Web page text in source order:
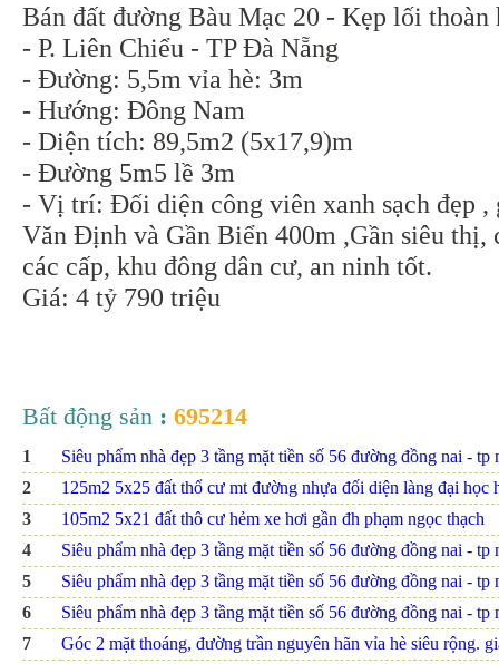
Bán đất đường Bàu Mạc 20 - Kẹp lối thoàn
- P. Liên Chiểu - TP Đà Nẵng
- Đường: 5,5m vỉa hè: 3m
- Hướng: Đông Nam
- Diện tích: 89,5m2 (5x17,9)m
- Đường 5m5 lề 3m
- Vị trí: Đối diện công viên xanh sạch đẹp ,
Văn Định và Gần Biển 400m ,Gần siêu thị,
các cấp, khu đông dân cư, an ninh tốt.
Giá: 4 tỷ 790 triệu
Bất động sản : 695214
1
Siêu phẩm nhà đẹp 3 tầng mặt tiền số 56 đường đồng nai - tp
2
125m2 5x25 đất thổ cư mt đường nhựa đối diện làng đại học
3
105m2 5x21 đất thô cư hẻm xe hơi gần đh phạm ngọc thạch
4
Siêu phẩm nhà đẹp 3 tầng mặt tiền số 56 đường đồng nai - tp
5
Siêu phẩm nhà đẹp 3 tầng mặt tiền số 56 đường đồng nai - tp
6
Siêu phẩm nhà đẹp 3 tầng mặt tiền số 56 đường đồng nai - tp
7
Góc 2 mặt thoáng, đường trần nguyên hãn vỉa hè siêu rộng.